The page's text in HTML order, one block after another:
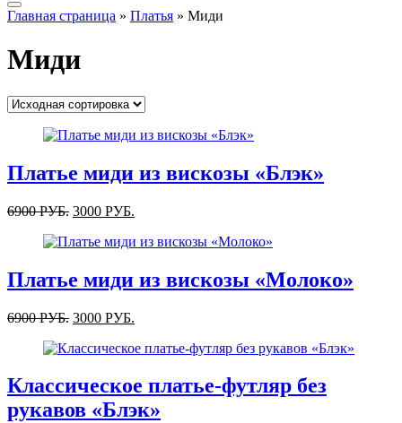
Главная страница » Платья » Миди
Миди
Платье миди из вискозы «Блэк»
6900РУБ. 3000 РУБ.
Платье миди из вискозы «Молоко»
6900РУБ. 3000 РУБ.
Классическое платье-футляр без
рукавов «Блэк»